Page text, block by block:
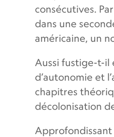
consécutives.
dans une
américaine, un
Aussi fustige-t-il
d’autonomie et
chapitres
décolonisation